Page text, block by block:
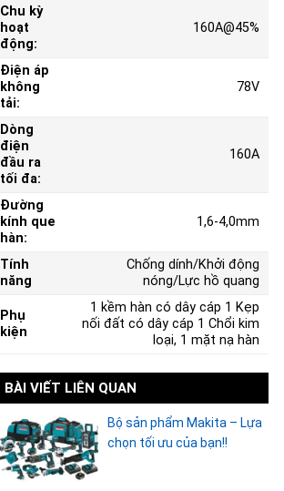
Chu kỳ
hoạt
động:
160A@45%
Điện áp
không
tải:
78V
Dòng
điện
đầu ra
tối đa:
160A
Đường
kính que
hàn:
1,6-4,0mm
Tính
năng
Chống dính/Khởi động
nóng/Lực hồ quang
Phụ
kiện
1 kềm hàn có dây cáp 1 Kẹp
nối đất có dây cáp 1 Chổi kim
loại, 1 mặt nạ hàn
BÀI VIẾT LIÊN QUAN
Bộ sản phẩm Makita – Lựa
chọn tối ưu của bạn!!